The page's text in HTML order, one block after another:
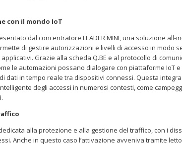
con il mondo IoT
dal concentratore LEADER MINI, una soluzione all-
di gestire autorizzazioni e livelli di accesso in modo
Grazie alla scheda Q.BE e al protocollo di
le automazioni possano dialogare con piattaforme IoT
dati in tempo reale tra dispositivi connessi. Questa
degli accessi in numerosi contesti, come
alla protezione e alla gestione del traffico, con i
Anche in questo caso l’attivazione avveniva tramite